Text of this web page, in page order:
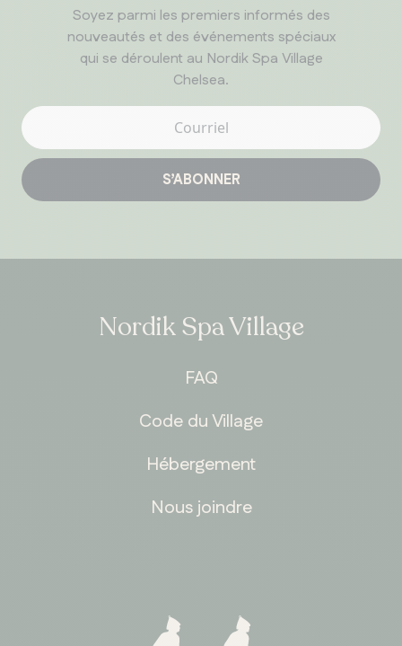
Soyez parmi les premiers informés des
nouveautés et des événements spéciaux
qui se déroulent au Nordik Spa Village
Chelsea.
S’ABONNER
Nordik Spa Village
FAQ
Code du Village
Hébergement
Nous joindre